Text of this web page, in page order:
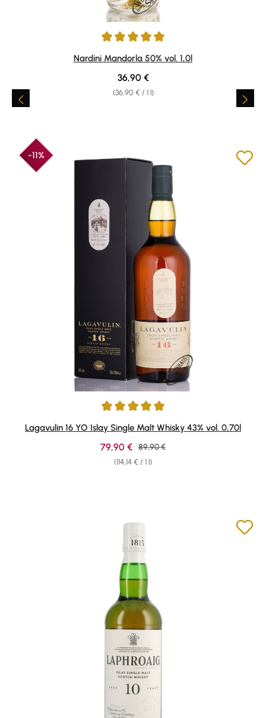
Average rating of 4.89 out of 5 stars
Nardini Mandorla 50% vol. 1,0l
(36,90 € / 1 l)
Regular price:
36,90 €
-11%
Average rating of 4.95 out of 5 stars
Lagavulin 16 YO Islay Single Malt Whisky 43% vol. 0,70l
(114,14 € / 1 l)
Sale price:
79,90 € Regular price:
89,90 €